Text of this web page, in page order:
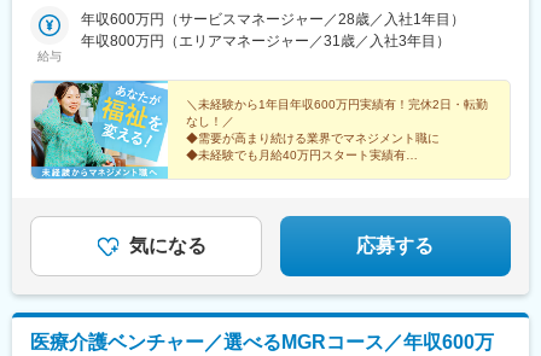
木、群馬、埼玉、千葉、東京、神奈川、新潟、富山、山梨、長野■
東海／岐阜、静岡、愛知、三重■関西／滋賀、京都、大阪、兵庫、
奈良、和歌山■中国・四国／岡山、広島、山口、徳島、香川、愛
沖縄★【エリア勤務希望・移住希望の方優遇】：サポート制度も
充実していますので、現在のお住まいに関わらずご希望をお知ら
せください！☆『寮費無料プラン』あり（規定有）：下記勤務地
希望・移住希望の方はお気軽にご相談ください！※【北海道】【東
京都】【神奈川県】【新潟県】【三重県】【滋賀県】【沖縄県】
用会社負担等の移住支援あり（規定有）・U・Iターン転勤希望者
への1年間の支援あり（規定有）★江戸川・川崎・湘南・川越・香
川・徳島・青森にて新規事業所オープン！
給与
年収600万円（サービスマネージャー／28歳／入社1年目）
年収800万円（エリアマネージャー／31歳／入社3年目）
＼未経験から1年目年収600万円実績有！完休2日・転勤
なし！／
◆需要が高まり続ける業界でマネジメント職に
◆未経験でも月給40万円スタート実績有
気になる 応募する
医療介護ベンチャー／選べるMGRコース／年収600万